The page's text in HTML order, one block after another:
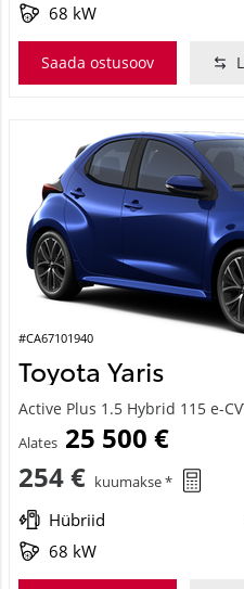
68 kW
Saada ostusoov
#CA67101940
Toyota Yaris
Active Plus 1.5 Hybrid 115 e-
Alates 25 500 €
254 € kuumakse *
Hübriid
68 kW